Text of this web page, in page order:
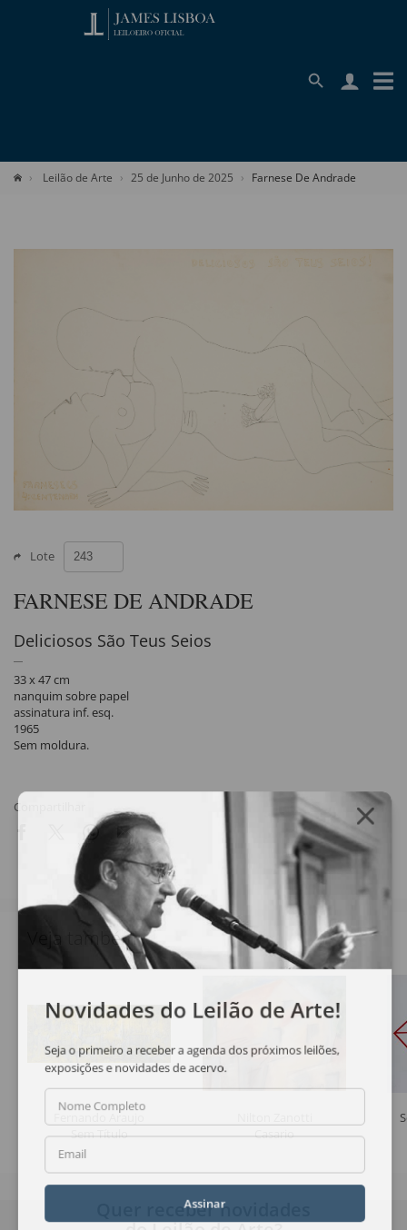
Leilão de Arte 25 de Junho de 2025 Farnese De Andrade
Lote
FARNESE DE ANDRADE
Deliciosos São Teus Seios
33 x 47 cm
nanquim sobre papel
assinatura inf. esq.
1965
Sem moldura.
Compartilhar
Veja também
Fernando Araujo
Sem Título
Casario
Novidades do Leilão de Arte!
Seja o primeiro a receber a agenda dos próximos leilões,
exposições e novidades de acervo.
Nome Completo
Email
Assinar
Quer receber novidades